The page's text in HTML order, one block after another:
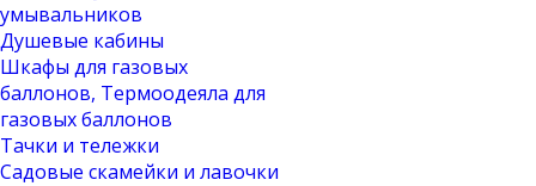
умывальников
Душевые кабины
Шкафы для газовых
баллонов, Термоодеяла для
газовых баллонов
Тачки и тележки
Садовые скамейки и лавочки